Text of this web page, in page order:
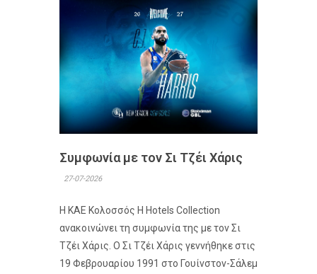
Συμφωνία με τον Σι Τζέι Χάρις
27-07-2026
Η ΚΑΕ Κολοσσός H Hotels Collection
ανακοινώνει τη συμφωνία της με τον Σι
Τζέι Χάρις. Ο Σι Τζέι Χάρις γεννήθηκε στις
19 Φεβρουαρίου 1991 στο Γουίνστον-Σάλεμ